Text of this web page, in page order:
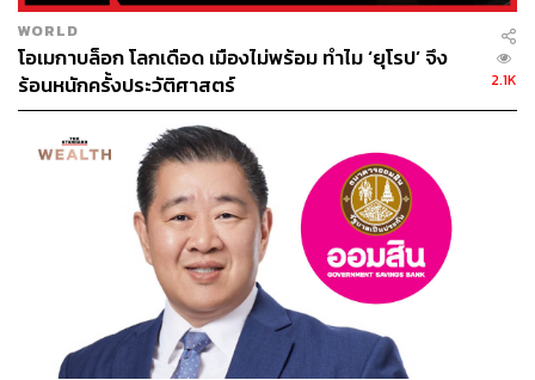
WORLD
โอเมกาบล็อก โลกเดือด เมืองไม่พร้อม ทำไม ‘ยุโรป’ จึง
ร้อนหนักครั้งประวัติศาสตร์
2.1K